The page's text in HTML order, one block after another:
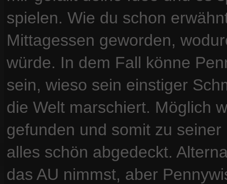
spielen. Wie du schon
Mittagessen geworden,
würde. In dem Fall könne
sein, wieso sein einstiger
die Welt marschiert. Möglich
gefunden und somit zu
alles schön abgedeckt.
das AU nimmst, aber